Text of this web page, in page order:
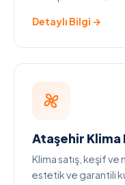
Detaylı Bilgi →
Ataşehir Klima
Klima satış, keşif ve
estetik ve garantili